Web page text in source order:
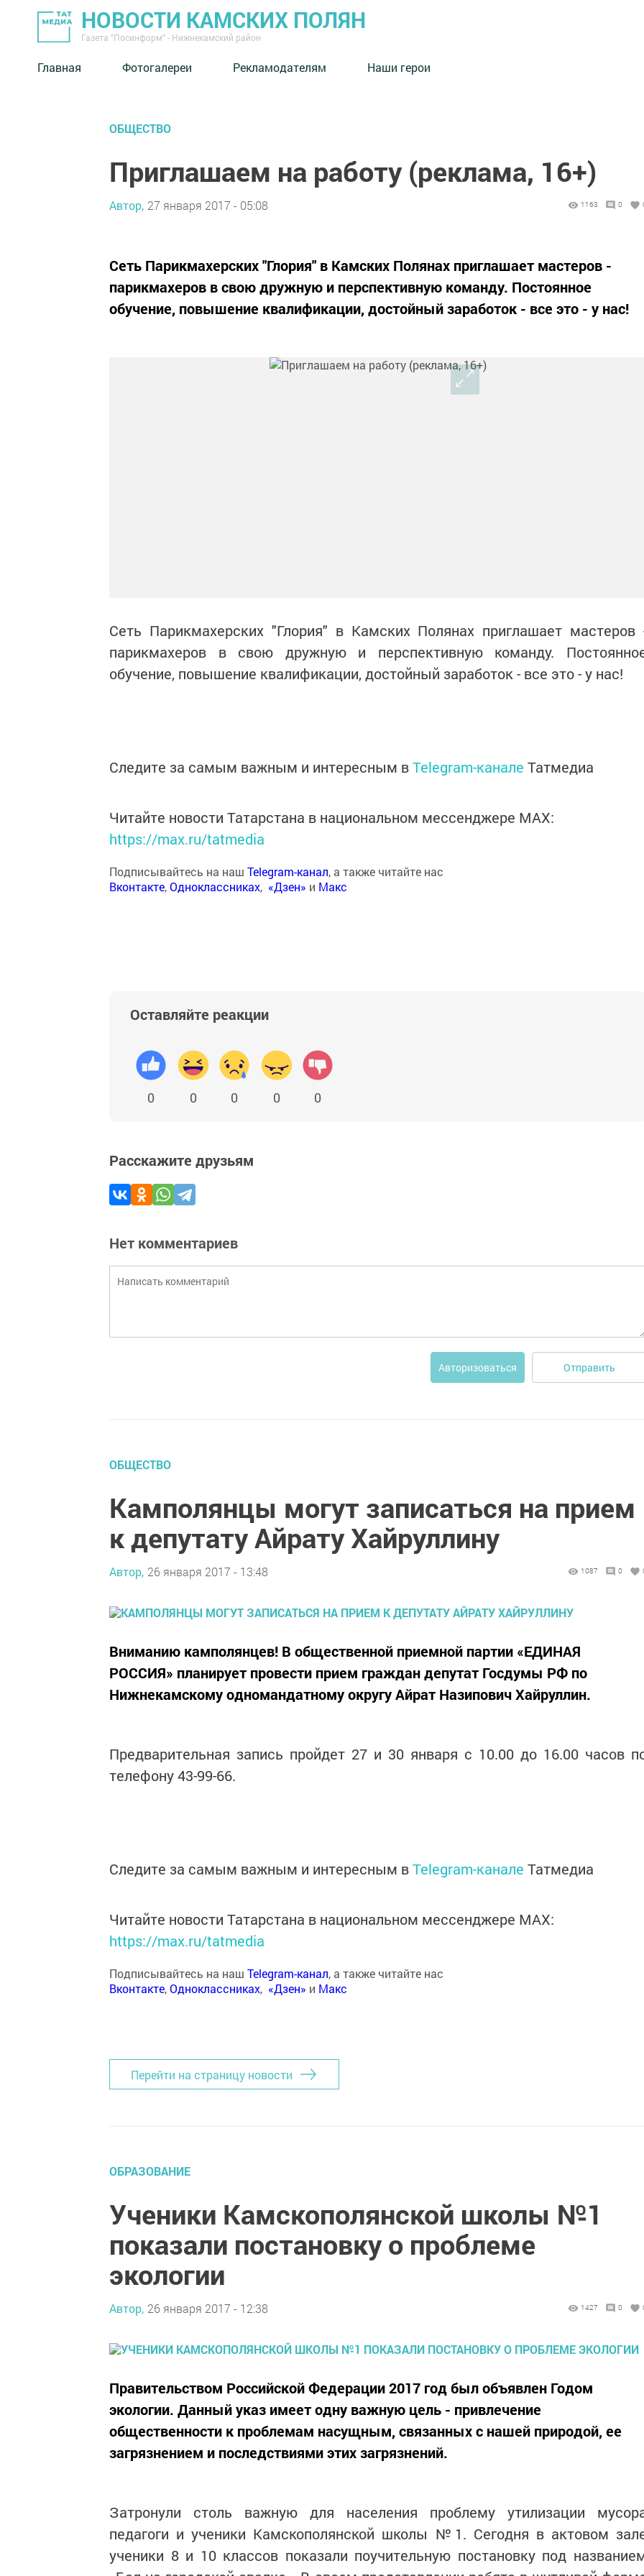
НОВОСТИ КАМСКИХ ПОЛЯН
Газета "Посинформ" - Нижнекамский район
Главная Фотогалереи Рекламодателям Наши герои
ОБЩЕСТВО
Приглашаем на работу (реклама, 16+)
Автор, 27 января 2017 - 05:08 1163 0
Сеть Парикмахерских "Глория" в Камских Полянах приглашает мастеров -
парикмахеров в свою дружную и перспективную команду. Постоянное
обучение, повышение квалификации, достойный заработок - все это - у нас!
Сеть Парикмахерских "Глория" в Камских Полянах приглашает мастеров
парикмахеров в свою дружную и перспективную команду.
обучение, повышение квалификации, достойный заработок - все это - у нас!
Следите за самым важным и интересным вTelegram-канале Татмедиа
Читайте новости Татарстана в национальном мессенджере MАХ:
https://max.ru/tatmedia
Подписывайтесь на наш Telegram-канал, а также читайте нас
Вконтакте,Одноклассниках, «Дзен» и Макс
Оставляйте реакции
0 0 0 0 0
Расскажите друзьям
Нет комментариев
Авторизоваться Отправить
ОБЩЕСТВО
Камполянцы могут записаться на прием
к депутату Айрату Хайруллину
Автор, 26 января 2017 - 13:48 1087 0
Вниманию камполянцев! В общественной приемной партии «ЕДИНАЯ
РОССИЯ» планирует провести прием граждан депутат Госдумы РФ по
Нижнекамскому одномандатному округу Айрат Назипович Хайруллин.
Предварительная запись пройдет 27 и 30 января с 10.00 до 16.00 часов
телефону 43-99-66.
Следите за самым важным и интересным вTelegram-канале Татмедиа
Читайте новости Татарстана в национальном мессенджере MАХ:
https://max.ru/tatmedia
Подписывайтесь на наш Telegram-канал, а также читайте нас
Вконтакте,Одноклассниках, «Дзен» и Макс
Перейти на страницу новости
ОБРАЗОВАНИЕ
Ученики Камскополянской школы №1
показали постановку о проблеме
экологии
Автор, 26 января 2017 - 12:38 1427 0
Правительством Российской Федерации 2017 год был объявлен Годом
экологии. Данный указ имеет одну важную цель - привлечение
общественности к проблемам насущным, связанных с нашей природой, ее
загрязнением и последствиями этих загрязнений.
Затронули столь важную для населения проблему утилизации
педагоги и ученики Камскополянской школы №1. Сегодня в актовом
ученики 8 и 10 классов показали поучительную постановку под